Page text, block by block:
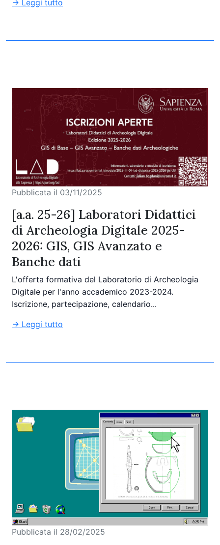
→ Leggi tutto
Pubblicata il 03/11/2025
[a.a. 25-26] Laboratori Didattici
di Archeologia Digitale 2025-
2026: GIS, GIS Avanzato e
Banche dati
L'offerta formativa del Laboratorio di Archeologia
Digitale per l'anno accademico 2023-2024.
Iscrizione, partecipazione, calendario...
→ Leggi tutto
Pubblicata il 28/02/2025